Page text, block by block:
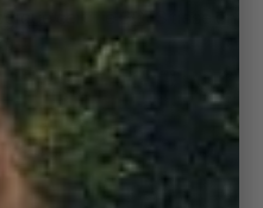
certifié GOTS tissé en